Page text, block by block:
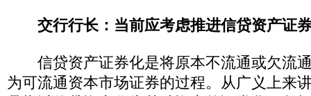
交行行长：当前应考虑推进信贷资产证
信贷资产证券化是将原本不流通或欠流
为可流通资本市场证券的过程。从广义上来